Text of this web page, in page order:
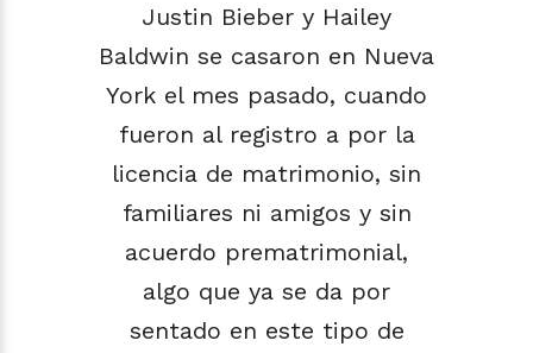
Justin Bieber y Hailey
Baldwin se casaron en Nueva
York el mes pasado, cuando
fueron al registro a por la
licencia de matrimonio, sin
familiares ni amigos y sin
acuerdo prematrimonial,
algo que ya se da por
sentado en este tipo de